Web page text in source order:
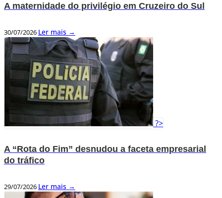
A maternidade do privilégio em Cruzeiro do Sul
30/07/2026 Ler mais →
?>
A “Rota do Fim” desnudou a faceta empresarial
do tráfico
29/07/2026 Ler mais →